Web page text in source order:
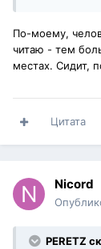
По-моему,
читаю - тем
местах. Сидит,
Цитата
Nicord
PERETZ